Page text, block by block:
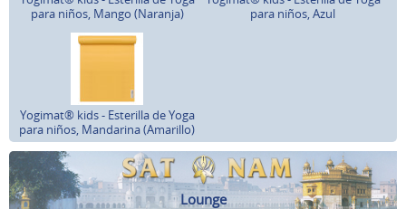
para niños, Mango (Naranja)
para niños, Azul
Yogimat® kids - Esterilla de Yoga
para niños, Mandarina (Amarillo)
Lounge